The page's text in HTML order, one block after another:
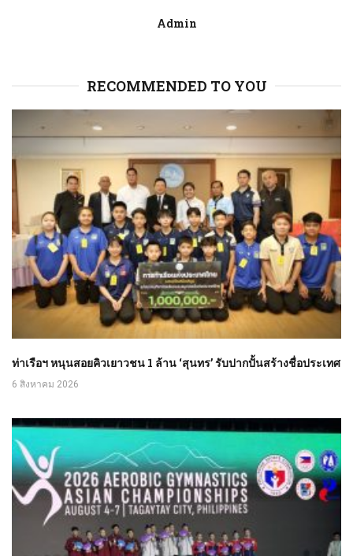
Admin
RECOMMENDED TO YOU
ท่าเรือฯ หนุนสอยคิวเยาวชน 1 ล้าน ‘สุนทร’ รับปากปั้นสร้างชื่อประเทศ
6 สิงหาคม 2026